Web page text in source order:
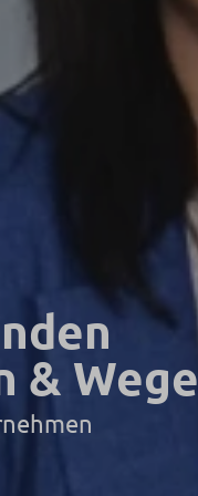
& Wege